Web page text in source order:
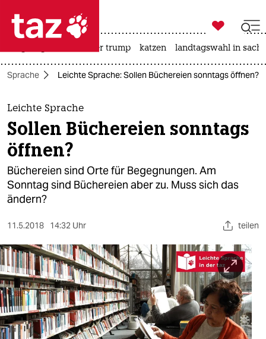
 taz zahl ich
taz zahl ich
themen
politik
öko
gesellschaft
sport
berlin
nord
wahrheit

taz zahl ich
usa unter trump katzen landtagswahl in
Sprache Leichte Sprache: Sollen Büchereien sonntags öffnen?
Leichte Sprache
Sollen Büchereien sonntags
öffnen?
Büchereien sind Orte für Begegnungen. Am
Sonntag sind Büchereien aber zu. Muss sich das
ändern?
11.5.2018 14:32 Uhr teilen